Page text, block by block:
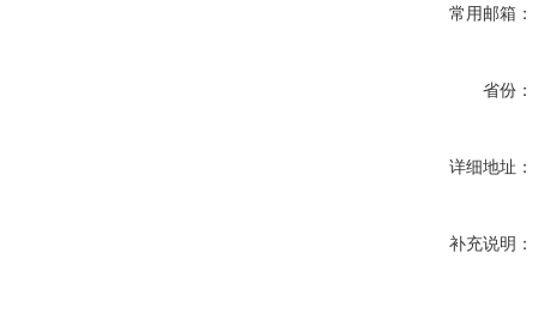
常用邮箱：
省份：
详细地址：
补充说明：